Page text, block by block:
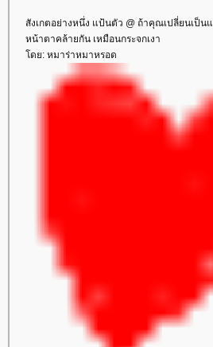
สังเกตอย่างหนึ่ง แป้นตัว @ ถ้าคุณเปลี่ยนเป็น
หน้าตาคล้ายกัน เหมือนกระจกเงา
ดย: หมาร่าหมาหรอด